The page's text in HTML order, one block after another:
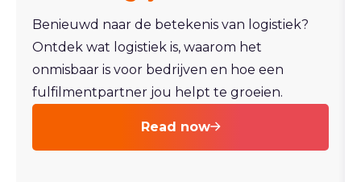
Benieuwd naar de betekenis van logistiek?
Ontdek wat logistiek is, waarom het
onmisbaar is voor bedrijven en hoe een
fulfilmentpartner jou helpt te groeien.
Read now